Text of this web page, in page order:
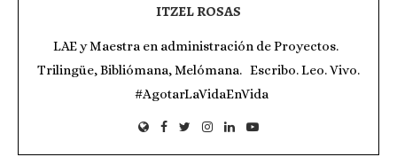
ITZEL ROSAS
LAE y Maestra en administración de Proyectos.
Trilingüe, Bibliómana, Melómana. Escribo. Leo. Vivo.
#AgotarLaVidaEnVida